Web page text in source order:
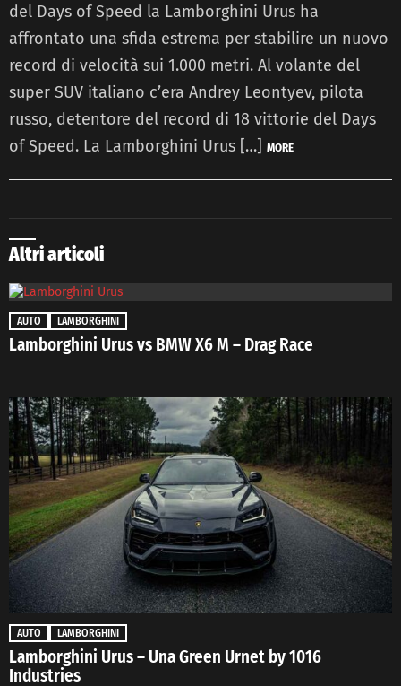
del Days of Speed la Lamborghini Urus ha
affrontato una sfida estrema per stabilire un nuovo
record di velocità sui 1.000 metri. Al volante del
super SUV italiano c’era Andrey Leontyev, pilota
russo, detentore del record di 18 vittorie del Days
of Speed. La Lamborghini Urus […] MORE
Altri articoli
AUTO LAMBORGHINI
Lamborghini Urus vs BMW X6 M – Drag Race
AUTO LAMBORGHINI
Lamborghini Urus – Una Green Urnet by 1016
Industries